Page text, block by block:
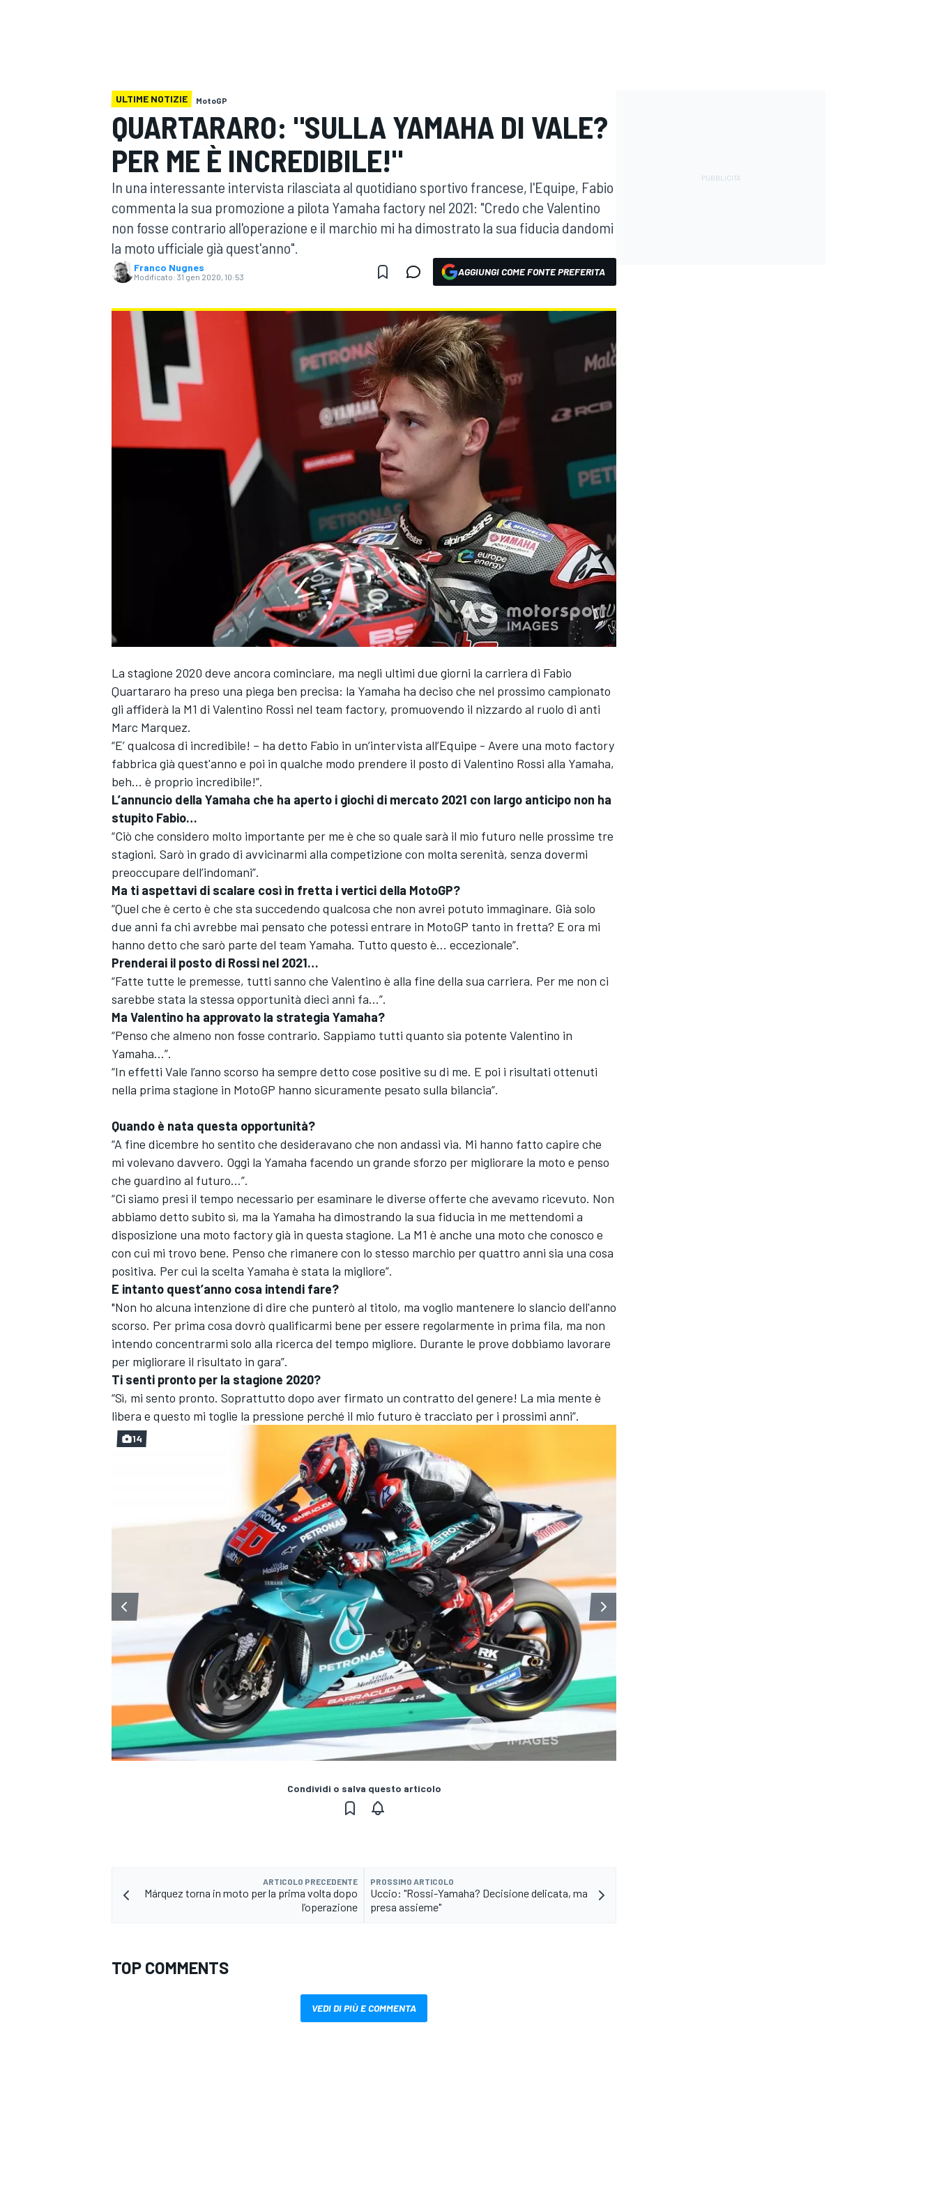
WRC
ENDURANCE/GT
ULTIME NOTIZIE MotoGP
QUARTARARO: "SULLA YAMAHA DI VALE?
PER ME È INCREDIBILE!"
In una interessante intervista rilasciata al quotidiano sportivo francese, l'Equipe, Fabio
commenta la sua promozione a pilota Yamaha factory nel 2021: "Credo che Valentino
non fosse contrario all'operazione e il marchio mi ha dimostrato la sua fiducia dandomi
la moto ufficiale già quest'anno".
Franco Nugnes
Modificato: 31 gen 2020, 10:53 AGGIUNGI COME FONTE PREFERITA
La stagione 2020 deve ancora cominciare, ma negli ultimi due giorni la carriera di Fabio
Quartararo ha preso una piega ben precisa: la Yamaha ha deciso che nel prossimo campionato
gli affiderà la M1 di Valentino Rossi nel team factory, promuovendo il nizzardo al ruolo di anti
Marc Marquez.
“E’ qualcosa di incredibile! – ha detto Fabio in un’intervista all’Equipe - Avere una moto factory
fabbrica già quest'anno e poi in qualche modo prendere il posto di Valentino Rossi alla Yamaha,
beh... è proprio incredibile!”.
L’annuncio della Yamaha che ha aperto i giochi di mercato 2021 con largo anticipo non ha
stupito Fabio…
“Ciò che considero molto importante per me è che so quale sarà il mio futuro nelle prossime tre
stagioni. Sarò in grado di avvicinarmi alla competizione con molta serenità, senza dovermi
preoccupare dell’indomani”.
Ma ti aspettavi di scalare così in fretta i vertici della MotoGP?
“Quel che è certo è che sta succedendo qualcosa che non avrei potuto immaginare. Già solo
due anni fa chi avrebbe mai pensato che potessi entrare in MotoGP tanto in fretta? E ora mi
hanno detto che sarò parte del team Yamaha. Tutto questo è... eccezionale”.
Prenderai il posto di Rossi nel 2021…
“Fatte tutte le premesse, tutti sanno che Valentino è alla fine della sua carriera. Per me non ci
sarebbe stata la stessa opportunità dieci anni fa…”.
Ma Valentino ha approvato la strategia Yamaha?
“Penso che almeno non fosse contrario. Sappiamo tutti quanto sia potente Valentino in
Yamaha...”.
“In effetti Vale l’anno scorso ha sempre detto cose positive su di me. E poi i risultati ottenuti
nella prima stagione in MotoGP hanno sicuramente pesato sulla bilancia”.
Quando è nata questa opportunità?
“A fine dicembre ho sentito che desideravano che non andassi via. Mi hanno fatto capire che
mi volevano davvero. Oggi la Yamaha facendo un grande sforzo per migliorare la moto e penso
che guardino al futuro…”.
“Ci siamo presi il tempo necessario per esaminare le diverse offerte che avevamo ricevuto. Non
abbiamo detto subito sì, ma la Yamaha ha dimostrando la sua fiducia in me mettendomi a
disposizione una moto factory già in questa stagione. La M1 è anche una moto che conosco e
con cui mi trovo bene. Penso che rimanere con lo stesso marchio per quattro anni sia una cosa
positiva. Per cui la scelta Yamaha è stata la migliore”.
E intanto quest’anno cosa intendi fare?
"Non ho alcuna intenzione di dire che punterò al titolo, ma voglio mantenere lo slancio dell'anno
scorso. Per prima cosa dovrò qualificarmi bene per essere regolarmente in prima fila, ma non
intendo concentrarmi solo alla ricerca del tempo migliore. Durante le prove dobbiamo lavorare
per migliorare il risultato in gara”.
Ti senti pronto per la stagione 2020?
“Sì, mi sento pronto. Soprattutto dopo aver firmato un contratto del genere! La mia mente è
libera e questo mi toglie la pressione perché il mio futuro è tracciato per i prossimi anni”.
14
Condividi o salva questo articolo
ARTICOLO PRECEDENTE
Márquez torna in moto per la prima volta dopo
l’operazione
PROSSIMO ARTICOLO
Uccio: "Rossi-Yamaha? Decisione delicata, ma
presa assieme"
TOP COMMENTS
VEDI DI PIÙ E COMMENTA